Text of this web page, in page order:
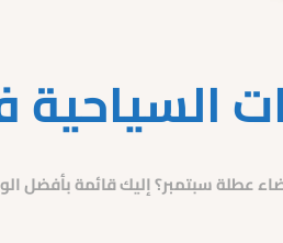
السياحية
سبتمبر؟ إليك قائمة بأفضل